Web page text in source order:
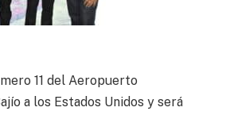
11 del Aeropuerto
a los Estados Unidos y será